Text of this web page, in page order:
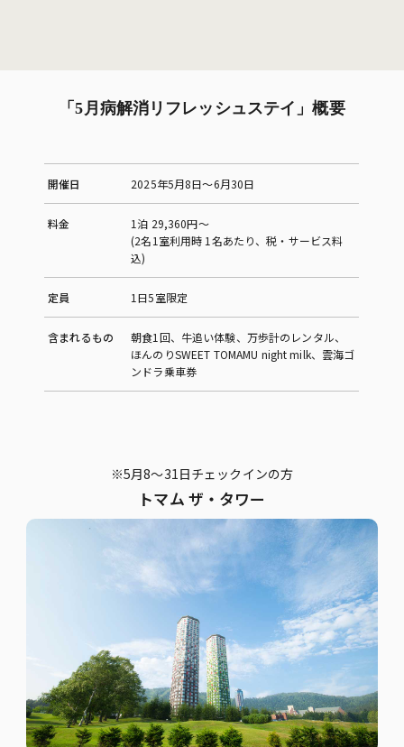
「5月病解消リフレッシュステイ」概要
開催日 2025年5月8日〜6月30日
料金
1泊 29,360円〜
(2名1室利用時 1名あたり、税・サービス料
込)
定員 1日5室限定
含まれるもの
朝食1回、牛追い体験、万歩計のレンタル、
ほんのりSWEET TOMAMU night milk、雲海ゴ
ンドラ乗車券
※5月8～31日チェックインの方
トマム ザ・タワー